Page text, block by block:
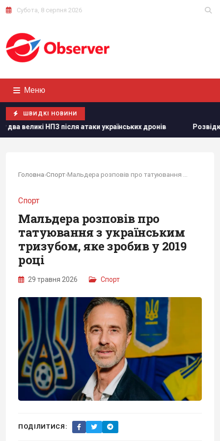
Субота, 8 серпня 2026
Меню
ШВИДКІ НОВИНИ
атаки українських дронів Розвідка США пов’язує з
Головна›Спорт›
Спорт
Мальдера розповів про
татуювання з українським
тризубом, яке зробив у 2019
році
29 травня 2026 Спорт
ПОДІЛИТИСЯ: